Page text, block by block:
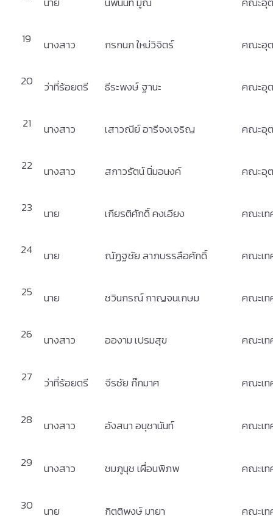
19 นางสาว กรกนก ใหม่วิจิตร์ คณะอุ
20 ว่าที่ร้อยตรี ธีระพงษ์ ฐานะ คณะอุ
21 นางสาว เสาวณีย์ อารีจงเจริญ คณะอุ
22 นางสาว สกาวรัตน์ นิ่มอนงค์ คณะอุ
23 นาย เกียรติศักดิ์ คงเอียง คณะเ
24 นาย ณัฏฐชัย ลาภบรรลือศักดิ์ คณะเ
25 นาย ชวินกรณ์ กาญจนเกษม คณะเ
26 นางสาว อองาม เปรมสุข คณะเ
27 ว่าที่ร้อยตรี จีรชัย ก๊กมาศ คณะเ
28 นางสาว อังสนา อนุชานันท์ คณะเ
29 นางสาว ชมภูนุช เผื่อนพิภพ คณะเ
30 นาย กิตติพงษ์ มายา คณะเ